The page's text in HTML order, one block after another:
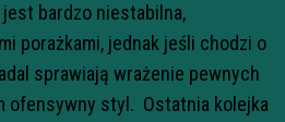
bardzo niestabilna,
porażkami, jednak jeśli chodzi o
sprawiają wrażenie pewnych
ofensywny styl. Ostatnia kolejka